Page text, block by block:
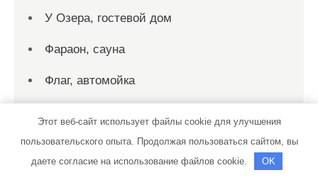
У Озера, гостевой дом
Фараон, сауна
Флаг, автомойка
Форвард, автокомплекс
Этот веб-сайт использует файлы cookie для улучшения
пользовательского опыта. Продолжая пользоваться сайтом, вы
даете согласие на использование файлов cookie.
OK